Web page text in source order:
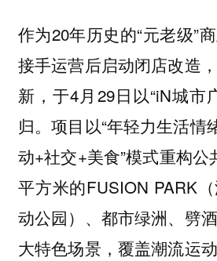
作为20年历史的“元老级”
接手运营后启动闭店改造
新，于4月29日以“iN城市
归。项目以“年轻力生活情
动+社交+美食”模式重构
平方米的FUSION PARK
动公园）、都市绿洲、劈
大特色场景，覆盖潮流运